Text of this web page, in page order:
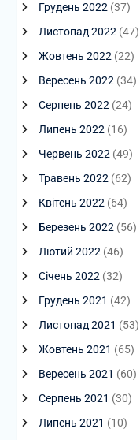
Грудень 2022 (37)
Листопад 2022 (47)
Жовтень 2022 (22)
Вересень 2022 (34)
Серпень 2022 (24)
Липень 2022 (16)
Червень 2022 (49)
Травень 2022 (62)
Квітень 2022 (64)
Березень 2022 (56)
Лютий 2022 (46)
Січень 2022 (32)
Грудень 2021 (42)
Листопад 2021 (53)
Жовтень 2021 (65)
Вересень 2021 (60)
Серпень 2021 (30)
Липень 2021 (10)